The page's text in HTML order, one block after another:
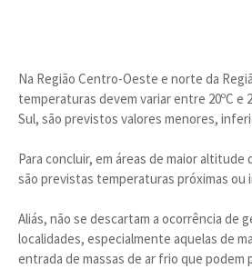
Na Região Centro-Oeste e norte da
temperaturas devem variar entre 20ºC e
Sul, são previstos valores menores,
Para concluir, em áreas de maior altitude
são previstas temperaturas próximas ou
Aliás, não se descartam a ocorrência de
localidades, especialmente aquelas de
entrada de massas de ar frio que podem